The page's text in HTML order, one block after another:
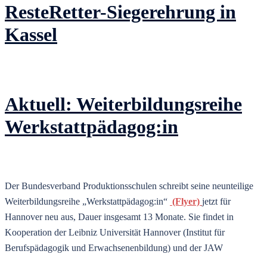
ResteRetter-Siegerehrung in
Kassel
Aktuell: Weiterbildungsreihe
Werkstattpädagog:in
Der Bundesverband Produktionsschulen schreibt seine neunteilige
Weiterbildungsreihe „Werkstattpädagog:in“ (Flyer) jetzt für
Hannover neu aus, Dauer insgesamt 13 Monate. Sie findet in
Kooperation der Leibniz Universität Hannover (Institut für
Berufspädagogik und Erwachsenenbildung) und der JAW